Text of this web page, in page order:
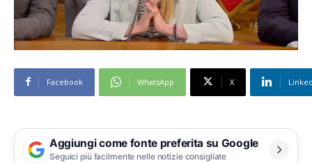
Facebook WhatsApp X
Aggiungi come fonte preferita su Google
Seguici più facilmente nelle notizie consigliate